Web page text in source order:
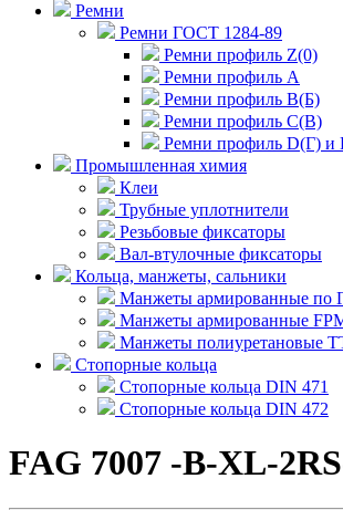
Ремни
Ремни ГОСТ 1284-89
Ремни профиль Z(0)
Ремни профиль А
Ремни профиль В(Б)
Ремни профиль С(В)
Ремни профиль D(Г) и
Промышленная химия
Клеи
Трубные уплотнители
Резьбовые фиксаторы
Вал-втулочные фиксаторы
Кольца, манжеты, сальники
Манжеты армированные по
Манжеты армированные
Манжеты полиуретановые
Стопорные кольца
Стопорные кольца DIN 471
Стопорные кольца DIN 472
FAG 7007 -B-XL-